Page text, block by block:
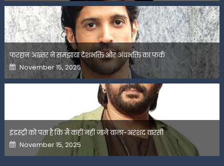
फरहान अख्तर ने समझाया देशभक्ति और अंधभक्ति का फर्क
Posted
on
November 15, 2025
इंडस्ट्री को पता है कि मैं कहीं नहीं जाने वाला-अरशद वारसी
Posted
on
November 15, 2025